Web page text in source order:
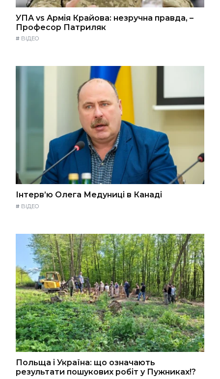
УПА vs Армія Крайова: незручна правда, –
Професор Патриляк
# ВІДЕО
Інтерв’ю Олега Медуниці в Канаді
# ВІДЕО
Польща і Україна: що означають
результати пошукових робіт у Пужниках!?